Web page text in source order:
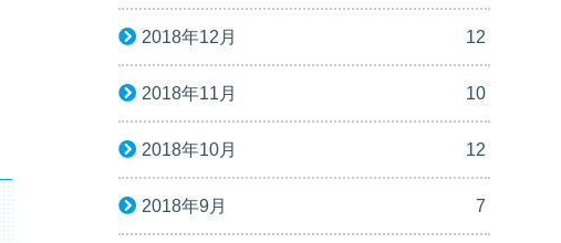
2018年12月 12
2018年11月 10
2018年10月 12
2018年9月 7